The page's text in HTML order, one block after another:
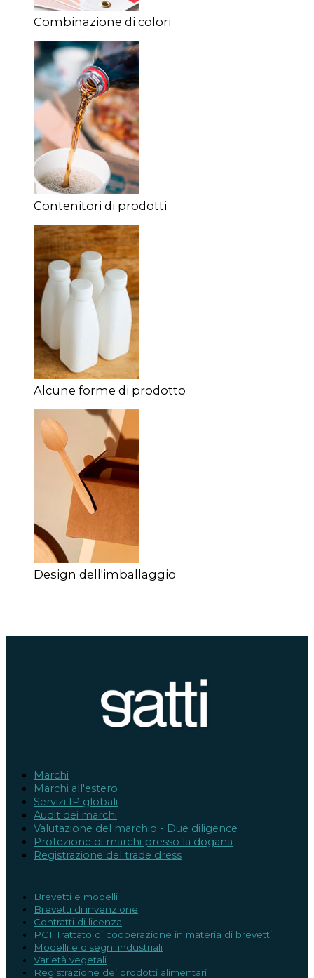
Combinazione di colori
Contenitori di prodotti
Alcune forme di prodotto
Design dell'imballaggio
Marchi
Marchi all'estero
Servizi IP globali
Audit dei marchi
Valutazione del marchio - Due diligence
Protezione di marchi presso la dogana
Registrazione del trade dress
Brevetti e modelli
Brevetti di invenzione
Contratti di licenza
PCT Trattato di cooperazione in materia di brevetti
Modelli e disegni industriali
Varietà vegetali
Registrazione dei prodotti alimentari